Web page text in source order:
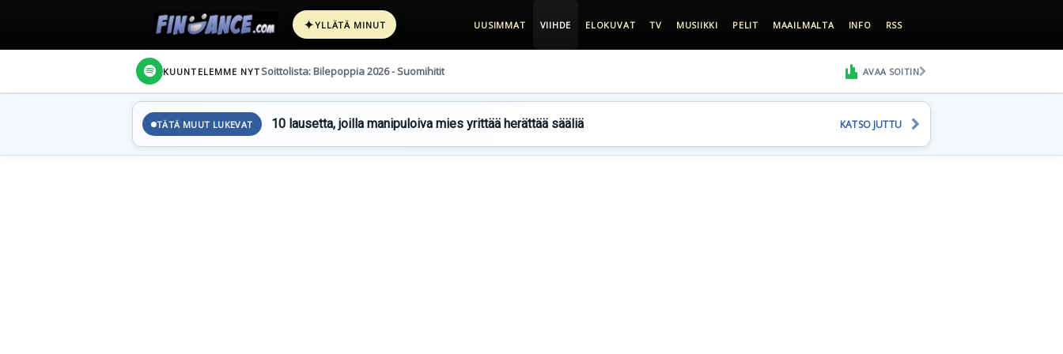
✦YLLÄTÄ MINUT UUSIMMAT VIIHDE ELOKUVAT TV MUSIIKKI PELIT MAAILMALTA INFO RSS
KUUNTELEMME NYT Soittolista: Bilepoppia 2026 - Suomihitit AVAA SOITIN
TÄTÄ MUUT LUKEVAT 10 lausetta, joilla manipuloiva mies yrittää herättää sääliä KATSO JUTTU